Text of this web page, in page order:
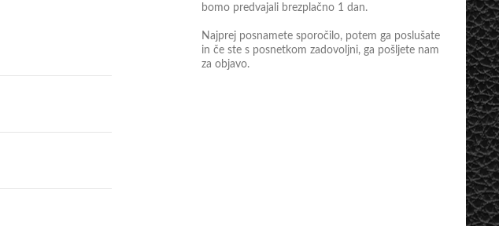
bomo predvajali brezplačno 1 dan.
Najprej posnamete sporočilo, potem ga poslušate
in če ste s posnetkom zadovoljni, ga pošljete nam
za objavo.